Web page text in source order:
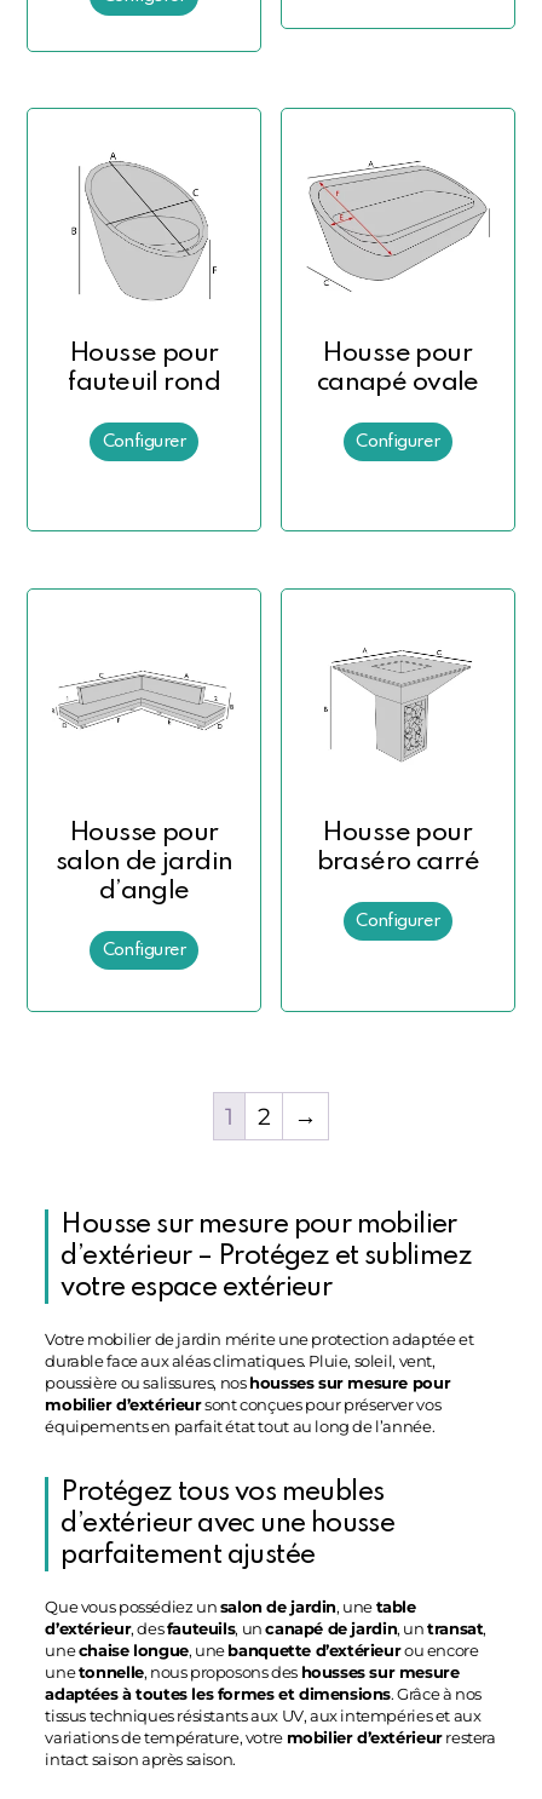
Housse pour
fauteuil rond
Housse pour
canapé ovale
Housse pour
salon de jardin
d’angle
Housse pour
braséro carré
1 2 →
Housse sur mesure pour mobilier
d’extérieur – Protégez et sublimez
votre espace extérieur
Votre mobilier de jardin mérite une protection adaptée et
durable face aux aléas climatiques. Pluie, soleil, vent,
poussière ou salissures, noshousses sur mesure pour
mobilier d’extérieursont conçues pour préserver vos
équipements en parfait état tout au long de l’année.
Protégez tous vos meubles
d’extérieur avec une housse
parfaitement ajustée
Que vous possédiez unsalon de jardin, unetable
d’extérieur, desfauteuils, uncanapé de jardin, untransat,
unechaise longue, unebanquette d’extérieurou encore
unetonnelle, nous proposons des housses sur mesure
adaptées à toutes les formes et dimensions. Grâce à nos
tissus techniques résistants aux UV, aux intempéries et aux
variations de température, votre mobilier d’extérieurrestera
intact saison après saison.